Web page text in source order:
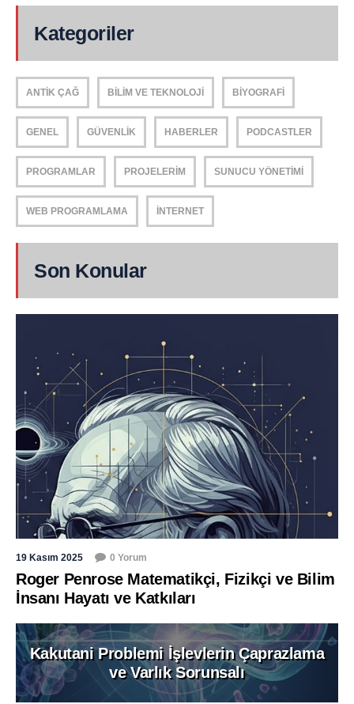
Kategoriler
ANTIK ÇAĞ BILIM VE TEKNOLOJI BIYOGRAFI
GENEL GÜVENLIK HABERLER PODCASTLER
PROGRAMLAR PROJELERIM SUNUCU YÖNETIMI
WEB PROGRAMLAMA İNTERNET
Son Konular
19 Kasım 2025 0 Yorum
Roger Penrose Matematikçi, Fizikçi ve Bilim
İnsanı Hayatı ve Katkıları
Kakutani Problemi İşlevlerin Çaprazlama
ve Varlık Sorunsalı